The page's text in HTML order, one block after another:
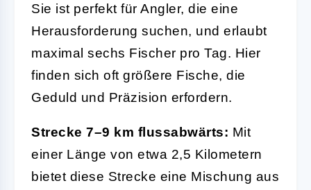
Sie ist perfekt für Angler, die eine
Herausforderung suchen, und erlaubt
maximal sechs Fischer pro Tag. Hier
finden sich oft größere Fische, die
Geduld und Präzision erfordern.
Strecke 7–9 km flussabwärts: Mit
einer Länge von etwa 2,5 Kilometern
bietet diese Strecke eine Mischung aus